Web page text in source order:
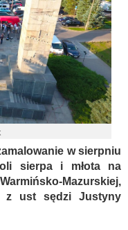
w sierpniu
sierpa i młota na
Mazurskiej,
z ust sędzi Justyny